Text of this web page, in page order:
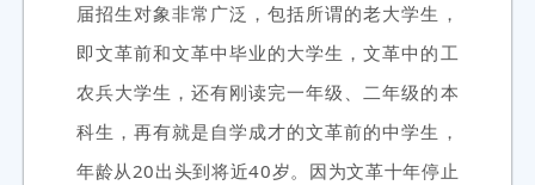
届招生对象非常广泛，包括所谓的老大学生，
即文革前和文革中毕业的大学生，文革中的工
农兵大学生，还有刚读完一年级、二年级的本
科生，再有就是自学成才的文革前的中学生，
年龄从20出头到将近40岁。因为文革十年停止